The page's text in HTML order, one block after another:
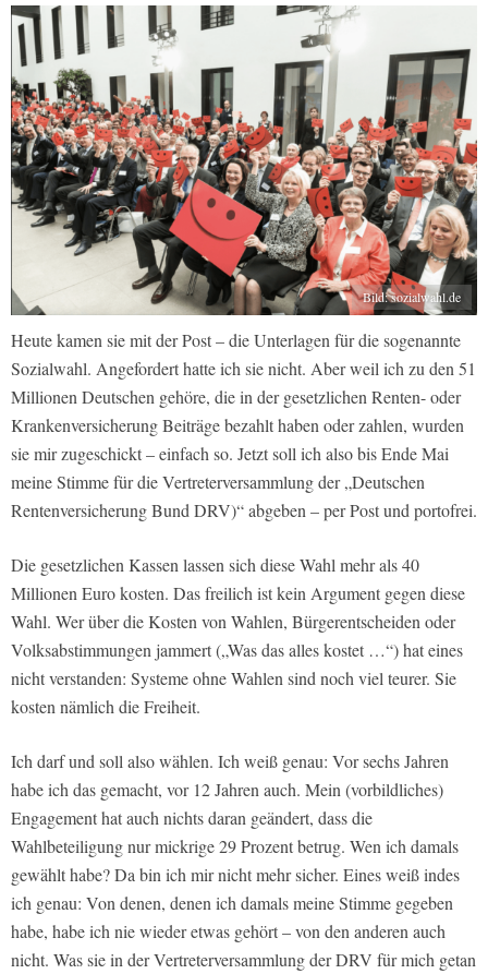
Bild: sozialwahl.de
Heute kamen sie mit der Post – die Unterlagen für die sogenannte
Sozialwahl. Angefordert hatte ich sie nicht. Aber weil ich zu den 51
Millionen Deutschen gehöre, die in der gesetzlichen Renten- oder
Krankenversicherung Beiträge bezahlt haben oder zahlen, wurden
sie mir zugeschickt – einfach so. Jetzt soll ich also bis Ende Mai
meine Stimme für die Vertreterversammlung der „Deutschen
Rentenversicherung Bund DRV)“ abgeben – per Post und portofrei.
Die gesetzlichen Kassen lassen sich diese Wahl mehr als 40
Millionen Euro kosten. Das freilich ist kein Argument gegen diese
Wahl. Wer über die Kosten von Wahlen, Bürgerentscheiden oder
Volksabstimmungen jammert („Was das alles kostet …“) hat eines
nicht verstanden: Systeme ohne Wahlen sind noch viel teurer. Sie
kosten nämlich die Freiheit.
Ich darf und soll also wählen. Ich weiß genau: Vor sechs Jahren
habe ich das gemacht, vor 12 Jahren auch. Mein (vorbildliches)
Engagement hat auch nichts daran geändert, dass die
Wahlbeteiligung nur mickrige 29 Prozent betrug. Wen ich damals
gewählt habe? Da bin ich mir nicht mehr sicher. Eines weiß indes
ich genau: Von denen, denen ich damals meine Stimme gegeben
habe, habe ich nie wieder etwas gehört – von den anderen auch
nicht. Was sie in der Vertreterversammlung der DRV für mich getan